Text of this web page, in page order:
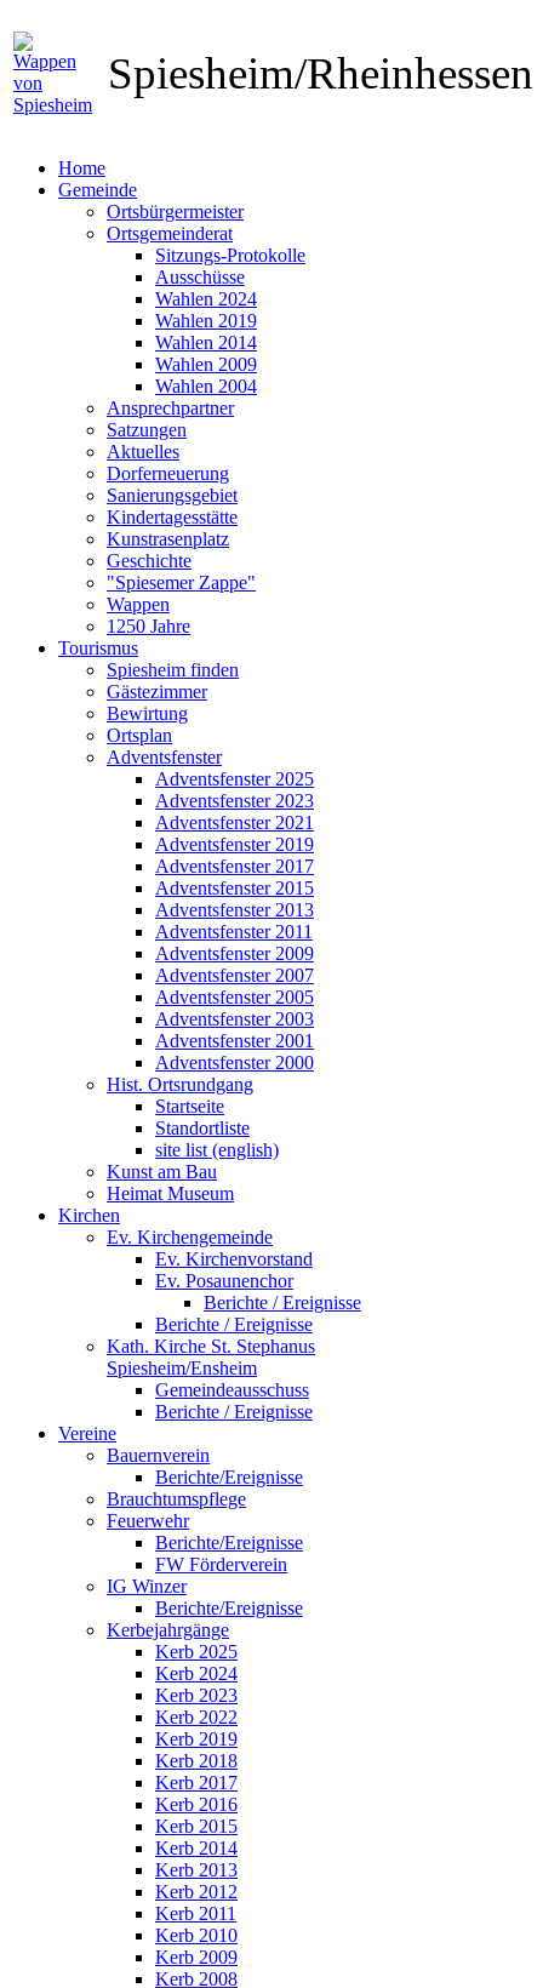
Spiesheim/
Home
Gemeinde
Ortsbürgermeister
Ortsgemeinderat
Sitzungs-Protokolle
Ausschüsse
Wahlen 2024
Wahlen 2019
Wahlen 2014
Wahlen 2009
Wahlen 2004
Ansprechpartner
Satzungen
Aktuelles
Dorferneuerung
Sanierungsgebiet
Kindertagesstätte
Kunstrasenplatz
Geschichte
"Spiesemer Zappe"
Wappen
1250 Jahre
Tourismus
Spiesheim finden
Gästezimmer
Bewirtung
Ortsplan
Adventsfenster
Adventsfenster 2025
Adventsfenster 2023
Adventsfenster 2021
Adventsfenster 2019
Adventsfenster 2017
Adventsfenster 2015
Adventsfenster 2013
Adventsfenster 2011
Adventsfenster 2009
Adventsfenster 2007
Adventsfenster 2005
Adventsfenster 2003
Adventsfenster 2001
Adventsfenster 2000
Hist. Ortsrundgang
Startseite
Standortliste
site list (english)
Kunst am Bau
Heimat Museum
Kirchen
Ev. Kirchengemeinde
Ev. Kirchenvorstand
Ev. Posaunenchor
Berichte / Ereignisse
Berichte / Ereignisse
Kath. Kirche St. Stephanus
Spiesheim/Ensheim
Gemeindeausschuss
Berichte / Ereignisse
Vereine
Bauernverein
Berichte/Ereignisse
Brauchtumspflege
Feuerwehr
Berichte/Ereignisse
FW Förderverein
IG Winzer
Berichte/Ereignisse
Kerbejahrgänge
Kerb 2025
Kerb 2024
Kerb 2023
Kerb 2022
Kerb 2019
Kerb 2018
Kerb 2017
Kerb 2016
Kerb 2015
Kerb 2014
Kerb 2013
Kerb 2012
Kerb 2011
Kerb 2010
Kerb 2009
Kerb 2008